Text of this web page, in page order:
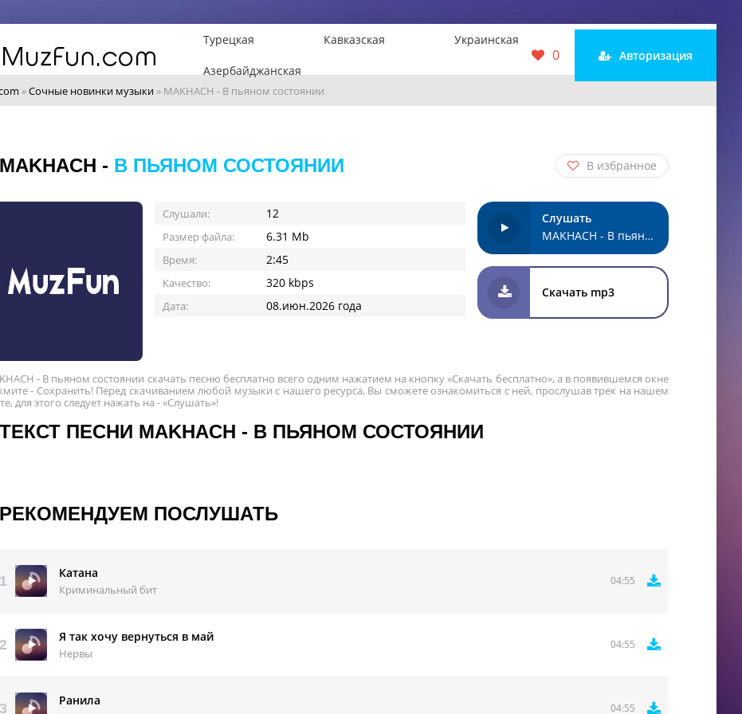
Турецкая Кавказская Украинская
Азербайджанская
0 Авторизация
»Сочные новинки музыки » MAKHACH - В пьяном состоянии
MAKHACH - В ПЬЯНОМ СОСТОЯНИИ В избранное
Слушали: 12
Размер файла: 6.31 Mb
Время: 2:45
Качество: 320 kbps
Дата: 08.июн.2026 года
Слушать
MAKHACH - В пьяном состоянии
Скачать mp3
- В пьяном состоянии скачать песню бесплатно всего одним нажатием на кнопку «Скачать бесплатно», а в появившемся окне
- Сохранить! Перед скачиванием любой музыки с нашего ресурса, Вы сможете ознакомиться с ней, прослушав трек на нашем
для этого следует нажать на - «Слушать»!
ТЕКСТ ПЕСНИ MAKHACH - В ПЬЯНОМ СОСТОЯНИИ
РЕКОМЕНДУЕМ ПОСЛУШАТЬ
Катана
Криминальный бит
04:55
Я так хочу вернуться в май
Нервы
04:55
Ранила
04:55